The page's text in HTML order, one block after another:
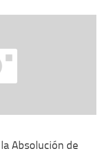
Absolución de